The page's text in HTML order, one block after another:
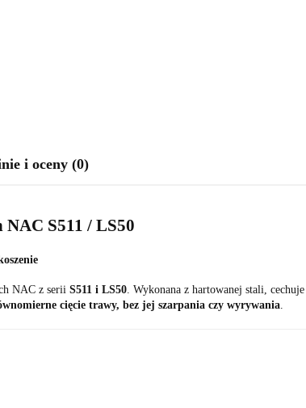
i oceny (0)
S511 / LS50
NAC z serii S511 i LS50 . Wykonana z hartowanej stali,
cięcie trawy, bez jej szarpania czy wyrywania